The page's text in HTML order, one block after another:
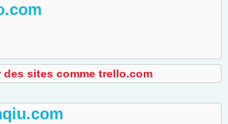
des sites comme trello.com